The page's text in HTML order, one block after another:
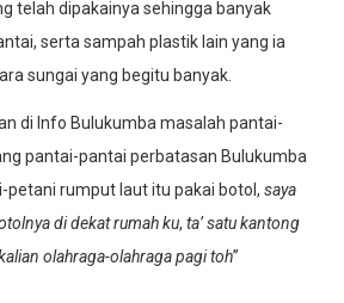
serta sampah plastik lain yang ia
sungai yang begitu banyak.
pantai-pantai perbatasan Bulukumba
petani rumput laut itu pakai botol,saya
di dekat rumah ku,ta’ satu kantong
olahraga-olahraga pagi toh”